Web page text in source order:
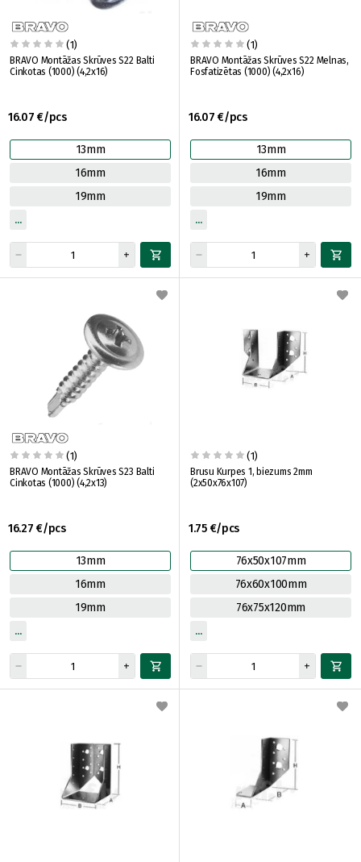
(1)
BRAVO Montāžas Skrūves S22 Balti
Cinkotas (1000) (4,2x16)
16.07 €/pcs
13mm
16mm
19mm
(1)
BRAVO Montāžas Skrūves S22 Melnas,
Fosfatizētas (1000) (4,2x16)
16.07 €/pcs
13mm
16mm
19mm
(1)
BRAVO Montāžas Skrūves S23 Balti
Cinkotas (1000) (4,2x13)
16.27 €/pcs
13mm
16mm
19mm
(1)
Brusu Kurpes 1, biezums 2mm
(2x50x76x107)
1.75 €/pcs
76x50x107mm
76x60x100mm
76x75x120mm